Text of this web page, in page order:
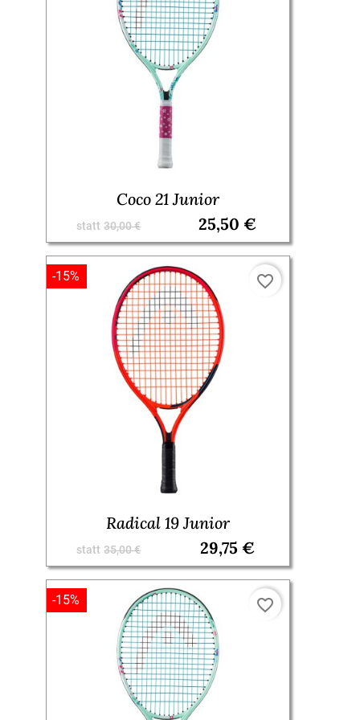
Coco 21 Junior
statt 30,00 € 25,50 €
Radical 19 Junior
statt 35,00 € 29,75 €
-15% favorite_border
-15% favorite_border